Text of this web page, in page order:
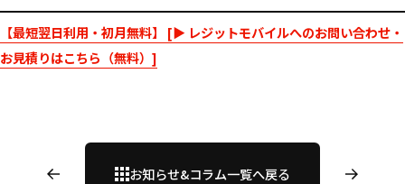
【最短翌日利用・初月無料】 [▶ レジットモバイルへのお問い合わせ・
お見積りはこちら（無料）]
お知らせ&コラム一覧へ戻る